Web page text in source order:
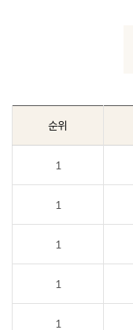
순위
1
1
1
1
1